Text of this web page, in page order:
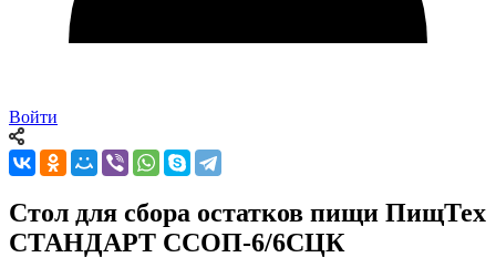
Войти
Стол для сбора остатков пищи ПищТех
СТАНДАРТ ССОП-6/6СЦК